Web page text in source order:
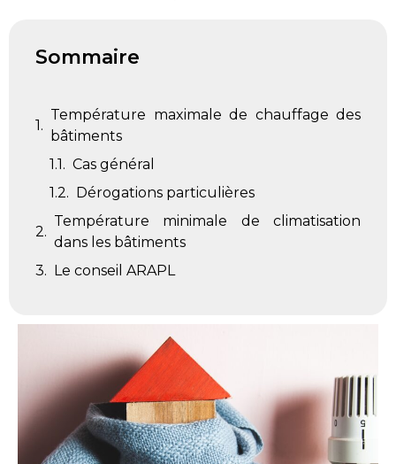
Sommaire
Température maximale de chauffage des
bâtiments
Cas général
Dérogations particulières
Température minimale de climatisation
dans les bâtiments
Le conseil ARAPL